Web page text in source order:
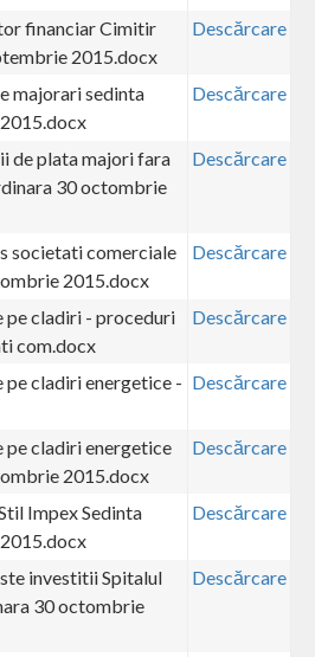
financiar Cimitir
2015.docx
Descărcare
majorari sedinta
Descărcare
de plata majori fara
30 octombrie
Descărcare
societati comerciale
2015.docx
Descărcare
pe cladiri - proceduri
com.docx
Descărcare
pe cladiri energetice - Descărcare
pe cladiri energetice
2015.docx
Descărcare
Impex Sedinta
Descărcare
investitii Spitalul
30 octombrie
Descărcare